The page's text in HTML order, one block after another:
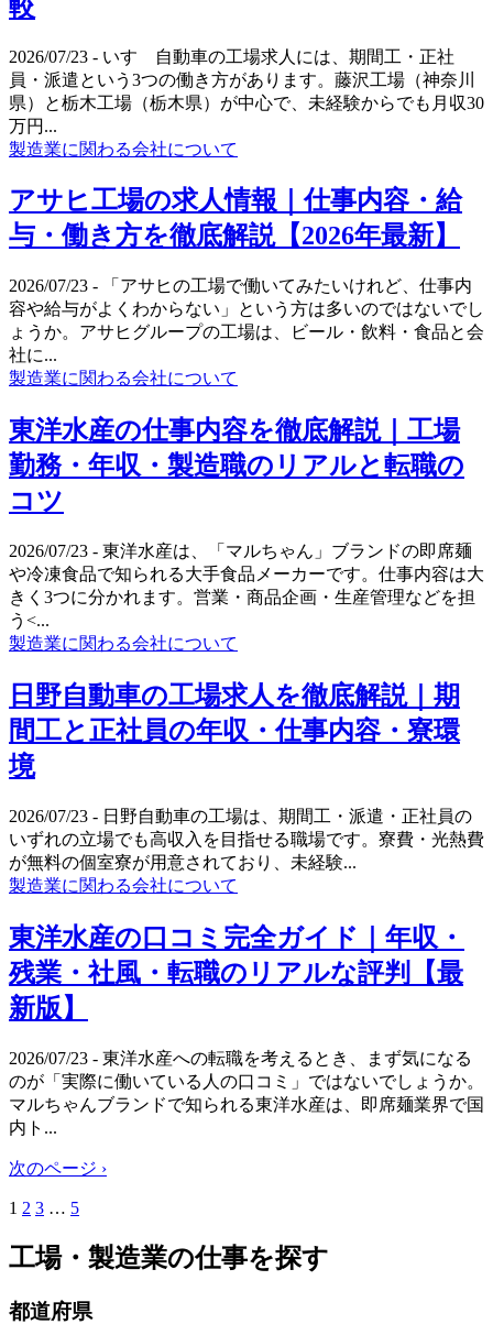
較
2026/07/23 - いすゞ自動車の工場求人には、期間工・正社
員・派遣という3つの働き方があります。藤沢工場（神奈川
県）と栃木工場（栃木県）が中心で、未経験からでも月収30
万円...
製造業に関わる会社について
アサヒ工場の求人情報｜仕事内容・給
与・働き方を徹底解説【2026年最新】
2026/07/23 - 「アサヒの工場で働いてみたいけれど、仕事内
容や給与がよくわからない」という方は多いのではないでし
ょうか。アサヒグループの工場は、ビール・飲料・食品と会
社に...
製造業に関わる会社について
東洋水産の仕事内容を徹底解説｜工場
勤務・年収・製造職のリアルと転職の
コツ
2026/07/23 - 東洋水産は、「マルちゃん」ブランドの即席麺
や冷凍食品で知られる大手食品メーカーです。仕事内容は大
きく3つに分かれます。営業・商品企画・生産管理などを担
う<...
製造業に関わる会社について
日野自動車の工場求人を徹底解説｜期
間工と正社員の年収・仕事内容・寮環
境
2026/07/23 - 日野自動車の工場は、期間工・派遣・正社員の
いずれの立場でも高収入を目指せる職場です。寮費・光熱費
が無料の個室寮が用意されており、未経験...
製造業に関わる会社について
東洋水産の口コミ完全ガイド｜年収・
残業・社風・転職のリアルな評判【最
新版】
2026/07/23 - 東洋水産への転職を考えるとき、まず気になる
のが「実際に働いている人の口コミ」ではないでしょうか。
マルちゃんブランドで知られる東洋水産は、即席麺業界で国
内ト...
次のページ ›
1 2 3 … 5
工場・製造業の仕事を探す
都道府県